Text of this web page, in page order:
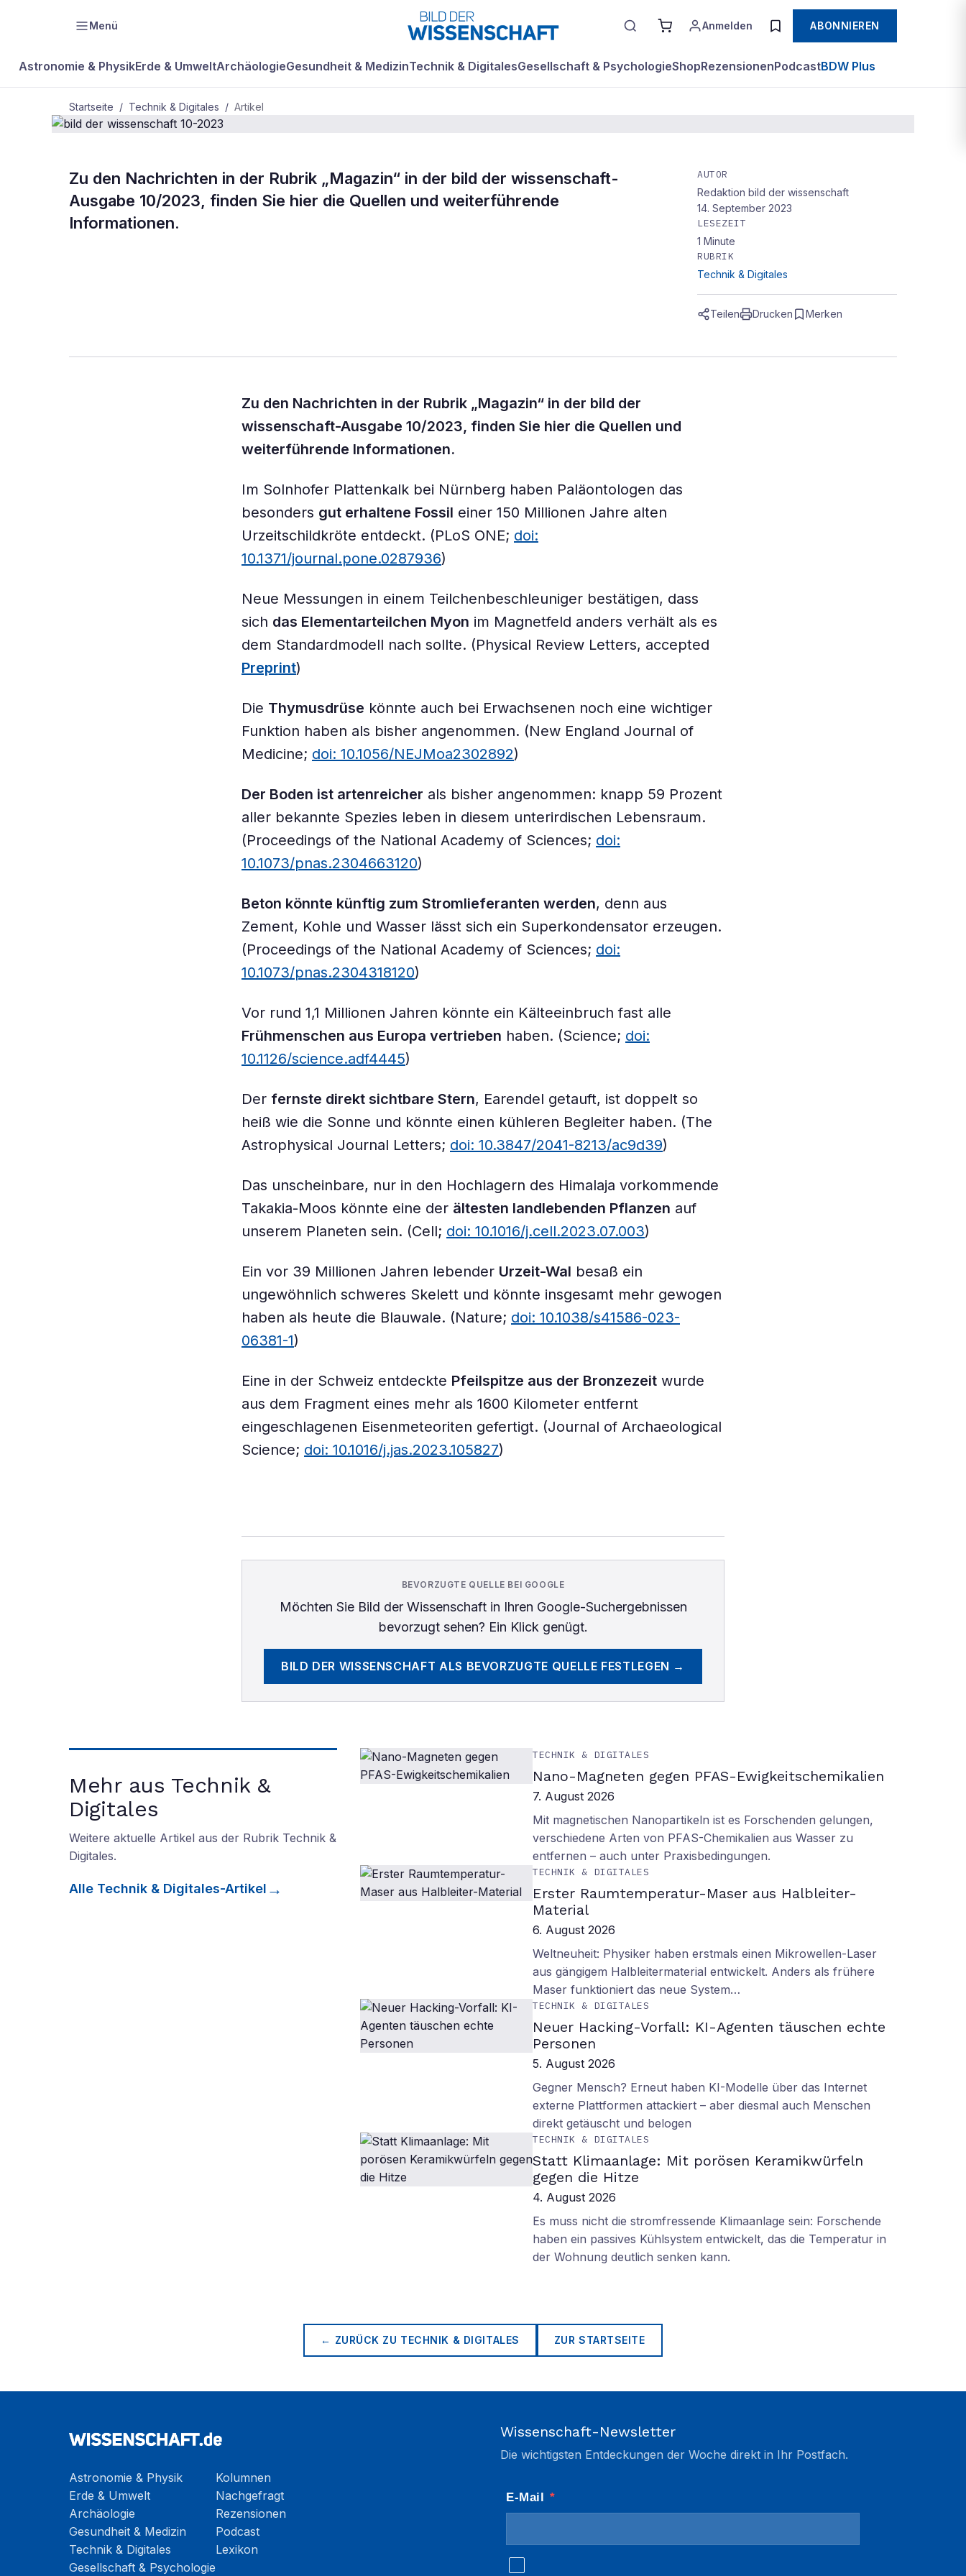
Menü Anmelden ABONNIEREN
Astronomie & PhysikErde & UmweltArchäologieGesundheit & MedizinTechnik & DigitalesGesellschaft & PsychologieShopRezensionenPodcastBDW Plus
Startseite / Technik & Digitales / Artikel
TECHNIK & DIGITALES
bild der wissenschaft
Zu den Nachrichten in der Rubrik „Magazin“ in der bild der wissenschaft-
Ausgabe 10/2023, finden Sie hier die Quellen und weiterführende
Informationen.
AUTOR
Redaktion bild der wissenschaft
14. September 2023
LESEZEIT
1 Minute
RUBRIK
Technik & Digitales
Teilen Drucken Merken
Zu den Nachrichten in der Rubrik „Magazin“ in der bild der
wissenschaft-Ausgabe 10/2023, finden Sie hier die Quellen und
weiterführende Informationen.
Im Solnhofer Plattenkalk bei Nürnberg haben Paläontologen das
besonders gut erhaltene Fossil einer 150 Millionen Jahre alten
Urzeitschildkröte entdeckt. (PLoS ONE; doi:
10.1371/journal.pone.0287936)
Neue Messungen in einem Teilchenbeschleuniger bestätigen, dass
sich das Elementarteilchen Myon im Magnetfeld anders verhält als es
dem Standardmodell nach sollte. (Physical Review Letters, accepted
Preprint)
Die Thymusdrüse könnte auch bei Erwachsenen noch eine wichtiger
Funktion haben als bisher angenommen. (New England Journal of
Medicine; doi: 10.1056/NEJMoa2302892)
Der Boden ist artenreicher als bisher angenommen: knapp 59 Prozent
aller bekannte Spezies leben in diesem unterirdischen Lebensraum.
(Proceedings of the National Academy of Sciences; doi:
10.1073/pnas.2304663120)
Beton könnte künftig zum Stromlieferanten werden, denn aus
Zement, Kohle und Wasser lässt sich ein Superkondensator erzeugen.
(Proceedings of the National Academy of Sciences; doi:
10.1073/pnas.2304318120)
Vor rund 1,1 Millionen Jahren könnte ein Kälteeinbruch fast alle
Frühmenschen aus Europa vertrieben haben. (Science; doi:
10.1126/science.adf4445)
Der fernste direkt sichtbare Stern, Earendel getauft, ist doppelt so
heiß wie die Sonne und könnte einen kühleren Begleiter haben. (The
Astrophysical Journal Letters; doi: 10.3847/2041-8213/ac9d39)
Das unscheinbare, nur in den Hochlagern des Himalaja vorkommende
Takakia-Moos könnte eine der ältesten landlebenden Pflanzen auf
unserem Planeten sein. (Cell; doi: 10.1016/j.cell.2023.07.003)
Ein vor 39 Millionen Jahren lebender Urzeit-Wal besaß ein
ungewöhnlich schweres Skelett und könnte insgesamt mehr gewogen
haben als heute die Blauwale. (Nature; doi: 10.1038/s41586-023-
06381-1)
Eine in der Schweiz entdeckte Pfeilspitze aus der Bronzezeit wurde
aus dem Fragment eines mehr als 1600 Kilometer entfernt
eingeschlagenen Eisenmeteoriten gefertigt. (Journal of Archaeological
Science; doi: 10.1016/j.jas.2023.105827)
BEVORZUGTE QUELLE BEI GOOGLE
Möchten Sie Bild der Wissenschaftin Ihren Google-Suchergebnissen
bevorzugt sehen? Ein Klick genügt.
BILD DER WISSENSCHAFT ALS BEVORZUGTE QUELLE FESTLEGEN →
Mehr aus Technik &
Digitales
Weitere aktuelle Artikel aus der Rubrik Technik &
Digitales.
Alle Technik & Digitales-Artikel
TECHNIK & DIGITALES
Nano-Magneten gegen PFAS-Ewigkeitschemikalien
7. August 2026
Mit magnetischen Nanopartikeln ist es Forschenden gelungen,
verschiedene Arten von PFAS-Chemikalien aus Wasser zu
entfernen – auch unter Praxisbedingungen.
TECHNIK & DIGITALES
Erster Raumtemperatur-Maser aus Halbleiter-
Material
6. August 2026
Weltneuheit: Physiker haben erstmals einen Mikrowellen-Laser
aus gängigem Halbleitermaterial entwickelt. Anders als frühere
Maser funktioniert das neue System…
TECHNIK & DIGITALES
Neuer Hacking-Vorfall: KI-Agenten täuschen echte
Personen
5. August 2026
Gegner Mensch? Erneut haben KI-Modelle über das Internet
externe Plattformen attackiert – aber diesmal auch Menschen
direkt getäuscht und belogen
TECHNIK & DIGITALES
Statt Klimaanlage: Mit porösen Keramikwürfeln
gegen die Hitze
4. August 2026
Es muss nicht die stromfressende Klimaanlage sein: Forschende
haben ein passives Kühlsystem entwickelt, das die Temperatur in
der Wohnung deutlich senken kann.
← ZURÜCK ZU TECHNIK & DIGITALES ZUR STARTSEITE
Astronomie & Physik
Erde & Umwelt
Archäologie
Gesundheit & Medizin
Technik & Digitales
Gesellschaft & Psychologie
Kolumnen
Nachgefragt
Rezensionen
Podcast
Lexikon
Wissenschaft-Newsletter
Die wichtigsten Entdeckungen der Woche direkt in Ihr Postfach.